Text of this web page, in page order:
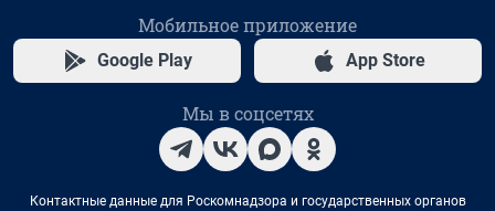
Мобильное приложение
Google Play App Store
Мы в соцсетях
Контактные данные для Роскомнадзора и государственных органов